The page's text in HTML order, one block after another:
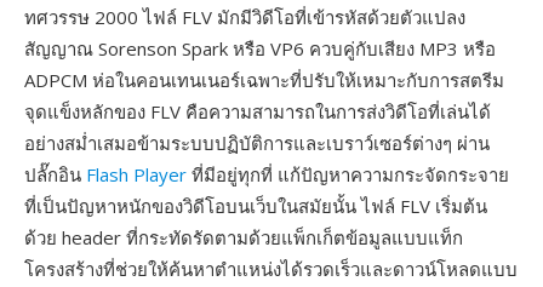
ทศวรรษ 2000 ไฟล์ FLV มักมีวิดีโอที่เข้ารหัสด้วยตัวแปลง
สัญญาณ Sorenson Spark หรือ VP6 ควบคู่กับเสียง MP3 หรือ
ADPCM ห่อในคอนเทนเนอร์เฉพาะที่ปรับให้เหมาะกับการสตรีม
จุดแข็งหลักของ FLV คือความสามารถในการส่งวิดีโอที่เล่นได้
อย่างสม่ำเสมอข้ามระบบปฏิบัติการและเบราว์เซอร์ต่างๆ ผ่าน
ปลั๊กอิน Flash Player ที่มีอยู่ทุกที่ แก้ปัญหาความกระจัดกระจาย
ที่เป็นปัญหาหนักของวิดีโอบนเว็บในสมัยนั้น ไฟล์ FLV เริ่มต้น
ด้วย header ที่กระทัดรัดตามด้วยแพ็กเก็ตข้อมูลแบบแท็ก
โครงสร้างที่ช่วยให้ค้นหาตำแหน่งได้รวดเร็วและดาวน์โหลดแบบ